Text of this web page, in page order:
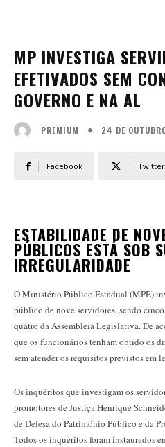
MP INVESTIGA
EFETIVADOS SEM
GOVERNO E NA AL
PREMIUM 24 DE
Facebook Twitter
ESTABILIDADE DE
PÚBLICOS ESTÁ SOB
IRREGULARIDADE
O Ministério Público Estadual (MPE)
público de nove servidores, sendo
quatro da Assembleia Legislativa. De
que os funcionários tenham obtido os
sem atender os requisitos previstos em
Os inquéritos que investigam os
promotores de Justiça Henrique
de Defesa do Patrimônio Público e da
Todos os inquéritos foram instaurados